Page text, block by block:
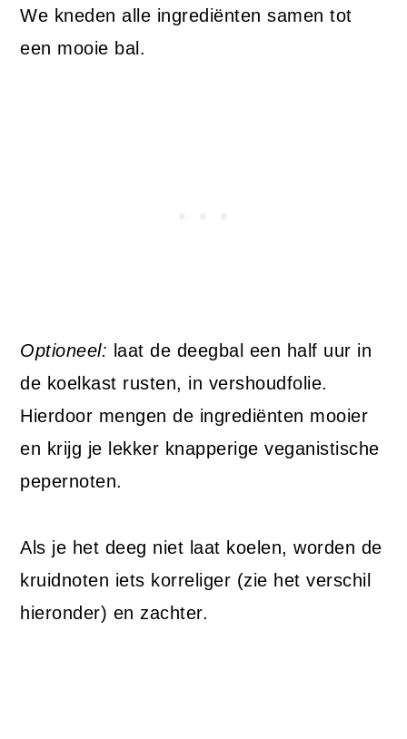
We kneden alle ingrediënten samen tot
een mooie bal.
Optioneel: laat de deegbal een half uur in
de koelkast rusten, in vershoudfolie.
Hierdoor mengen de ingrediënten mooier
en krijg je lekker knapperige veganistische
pepernoten.
Als je het deeg niet laat koelen, worden de
kruidnoten iets korreliger (zie het verschil
hieronder) en zachter.